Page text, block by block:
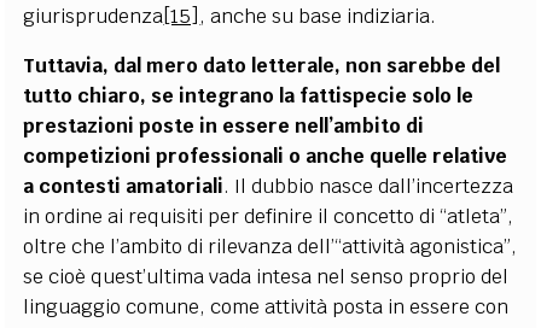
giurisprudenza[15] , anche su base indiziaria.
Tuttavia, dal mero dato letterale, non sarebbe del
tutto chiaro, se integrano la fattispecie solo le
prestazioni poste in essere nell’ambito di
competizioni professionali o anche quelle relative
a contesti amatoriali. Il dubbio nasce dall’incertezza
in ordine ai requisiti per definire il concetto di “atleta”,
oltre che l’ambito di rilevanza dell’“attività agonistica”,
se cioè quest’ultima vada intesa nel senso proprio del
linguaggio comune, come attività posta in essere con